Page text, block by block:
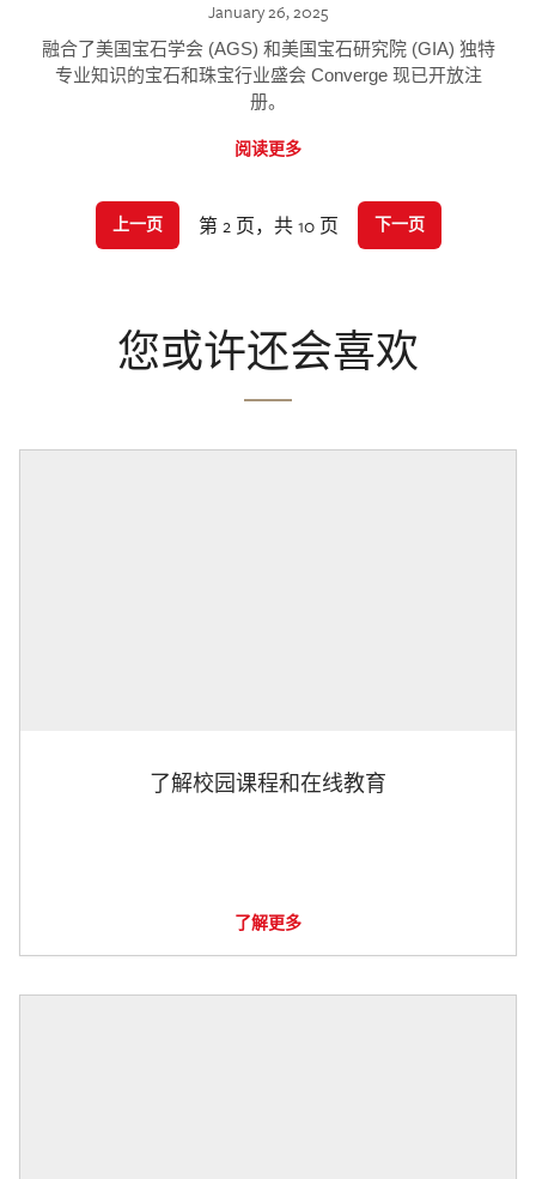
January 26, 2025
融合了美国宝石学会 (AGS) 和美国宝石研究院 (GIA) 独特
专业知识的宝石和珠宝行业盛会 Converge 现已开放注
册。
阅读更多
上一页 第 2 页，共 10 页 下一页
您或许还会喜欢
了解校园课程和在线教育
了解更多